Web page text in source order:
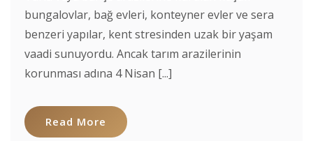
bungalovlar, bağ evleri, konteyner evler ve sera
benzeri yapılar, kent stresinden uzak bir yaşam
vaadi sunuyordu. Ancak tarım arazilerinin
korunması adına 4 Nisan [...]
Read More